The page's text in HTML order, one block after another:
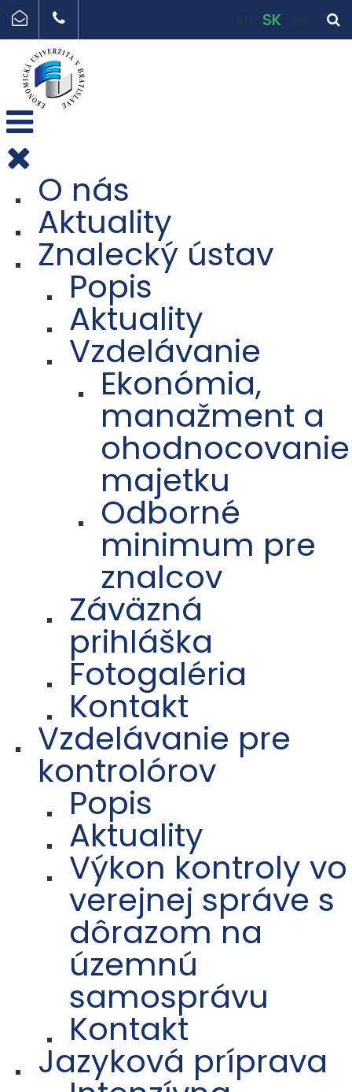
RU SK EN
O nás
Aktuality
Znalecký ústav
Popis
Aktuality
Vzdelávanie
Ekonómia,
manažment a
ohodnocovanie
majetku
Odborné
minimum pre
znalcov
Záväzná
prihláška
Fotogaléria
Kontakt
Vzdelávanie pre
kontrolórov
Popis
Aktuality
Výkon kontroly vo
verejnej správe s
dôrazom na
územnú
samosprávu
Kontakt
Jazyková príprava